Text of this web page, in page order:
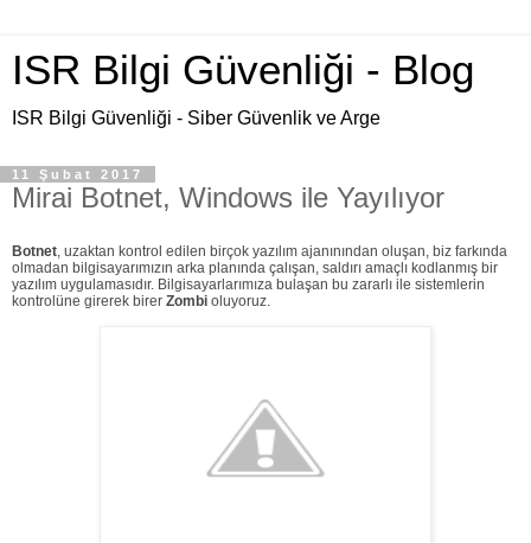
ISR Bilgi Güvenliği - Blog
ISR Bilgi Güvenliği - Siber Güvenlik ve Arge
11 Şubat 2017
Mirai Botnet, Windows ile Yayılıyor
Botnet , uzaktan kontrol edilen birçok yazılım ajanınından oluşan, biz farkında
olmadan bilgisayarımızın arka planında çalışan, saldırı amaçlı kodlanmış bir
yazılım uygulamasıdır. Bilgisayarlarımıza bulaşan bu zararlı ile sistemlerin
kontrolüne girerek birer Zombi oluyoruz.